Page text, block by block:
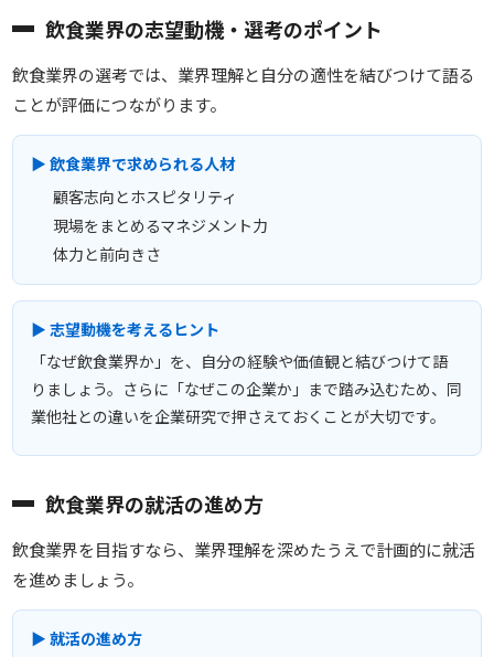
飲食業界の志望動機・選考のポイント
飲食業界の選考では、業界理解と自分の適性を結びつけて語る
ことが評価につながります。
▶ 飲食業界で求められる人材
顧客志向とホスピタリティ
現場をまとめるマネジメント力
体力と前向きさ
▶ 志望動機を考えるヒント
「なぜ飲食業界か」を、自分の経験や価値観と結びつけて語
りましょう。さらに「なぜこの企業か」まで踏み込むため、同
業他社との違いを企業研究で押さえておくことが大切です。
飲食業界の就活の進め方
飲食業界を目指すなら、業界理解を深めたうえで計画的に就活
を進めましょう。
▶ 就活の進め方